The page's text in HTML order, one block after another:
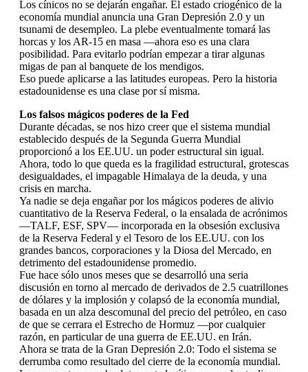
Los cínicos no se dejarán engañar. El estado criogénico de la
economía mundial anuncia una Gran Depresión 2.0 y un
tsunami de desempleo. La plebe eventualmente tomará las
horcas y los AR-15 en masa —ahora eso es una clara
posibilidad. Para evitarlo podrían empezar a tirar algunas
migas de pan al banquete de los mendigos.
Eso puede aplicarse a las latitudes europeas. Pero la historia
estadounidense es una clase por sí misma.
Los falsos mágicos poderes de la Fed
Durante décadas, se nos hizo creer que el sistema mundial
establecido después de la Segunda Guerra Mundial
proporcionó a los EE.UU. un poder estructural sin igual.
Ahora, todo lo que queda es la fragilidad estructural, grotescas
desigualdades, el impagable Himalaya de la deuda, y una
crisis en marcha.
Ya nadie se deja engañar por los mágicos poderes de alivio
cuantitativo de la Reserva Federal, o la ensalada de acrónimos
—TALF, ESF, SPV— incorporada en la obsesión exclusiva
de la Reserva Federal y el Tesoro de los EE.UU. con los
grandes bancos, corporaciones y la Diosa del Mercado, en
detrimento del estadounidense promedio.
Fue hace sólo unos meses que se desarrolló una seria
discusión en torno al mercado de derivados de 2.5 cuatrillones
de dólares y la implosión y colapsó de la economía mundial,
basada en un alza descomunal del precio del petróleo, en caso
de que se cerrara el Estrecho de Hormuz —por cualquier
razón, en particular de una guerra de EE.UU. en Irán.
Ahora se trata de la Gran Depresión 2.0: Todo el sistema se
derrumba como resultado del cierre de la economía mundial.